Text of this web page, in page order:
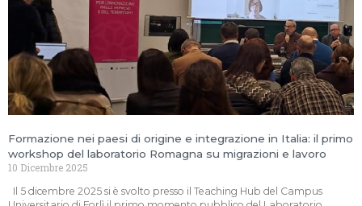
Formazione nei paesi di origine e integrazione in Italia: il primo
workshop del laboratorio Romagna su migrazioni e lavoro
10 Dicembre 2025
Il 5 dicembre 2025 si è svolto presso il Teaching Hub del Campus